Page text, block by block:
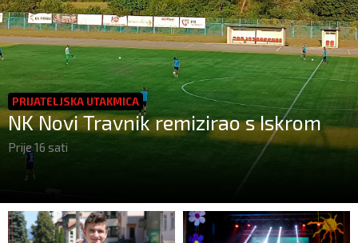
PRIJATELJSKA UTAKMICA
NK Novi Travnik remizirao s Iskrom
Prije 16 sati